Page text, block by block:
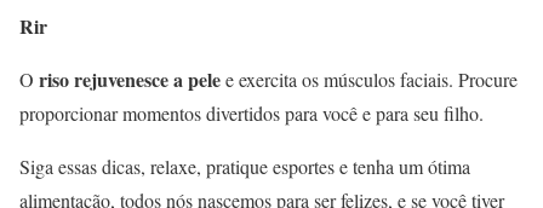
Rir
O riso rejuvenesce a pelee exercita os músculos faciais. Procure
proporcionar momentos divertidos para você e para seu filho.
Siga essas dicas, relaxe, pratique esportes e tenha um ótima
alimentação, todos nós nascemos para ser felizes, e se você tiver